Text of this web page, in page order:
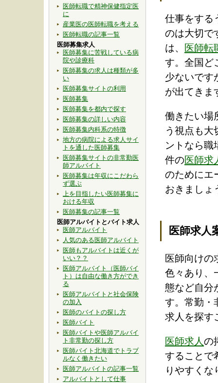
医師転職で精神保健指定医
に
産業医の医師転職を考える
医師転職の記事一覧
医師募集求人
医師募集に苦戦している病
院や診療科
医師募集の求人は種類が多
い
医師募集サイトの利用
医師募集
医師募集を都内で探す
医師募集の詳しい内容
医師募集内科系の特徴
地方の病院による求人サイ
トを通した医師募集
医師募集サイトの非常勤医
師アルバイト
医師募集は年収にこだわら
ず選ぶ
上を目指したい医師募集に
おける年収
医師募集の記事一覧
医師アルバイトとバイト求人
医師アルバイト
人気のある医師アルバイト
医師もアルバイトは近くが
いい？？
医師アルバイト（医師バイ
ト）は自由な働き方ができ
る
医師アルバイトと社会保険
の加入
医師のバイトの探し方
医師バイト
医師バイトや医師アルバイ
ト非常勤の探し方
医師バイト北海道でトラブ
ルなく働きたい
医師アルバイトの記事一覧
アルバイトとして仕事
仕事をする
のは大切で
は、 医師転
す。全国ど
少ないです
が出てきま
働きたい場
う視点も大
ントなら職
件の医師求
のためにエ
おきましょ
医師求人
医師向けの
色々あり、
態など自分
す。常勤・
求人を探す
医師求人の
することで
りやすくな